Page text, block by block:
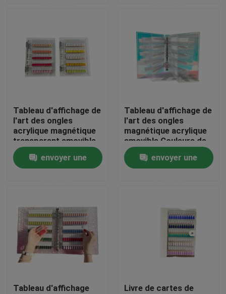
Vidéos
Visite de l'usine
Contrôle de la qualité
Demandez un devis
Chapeaux en plastique de bec
Capsule en plastique
Tableau d'affichage de
l'art des ongles
acrylique magnétique
transparent amovible
120/180/240 couleurs
livre Outil en plastique
pour les ongles
envoyer une
Tableau d'affichage de
l'art des ongles
magnétique acrylique
amovible Couleurs de
dégradation
120/180/240 Nuances
pour outils en
envoyer une
Tableau d'affichage
Livre de cartes de